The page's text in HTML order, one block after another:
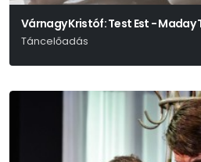
Várnagy Kristóf: Test Est - Maday
Táncelőadás